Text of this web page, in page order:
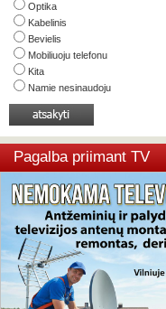
Optika
Kabelinis
Bevielis
Mobiliuoju telefonu
Kita
Namie nesinaudoju
Pagalba priimant TV